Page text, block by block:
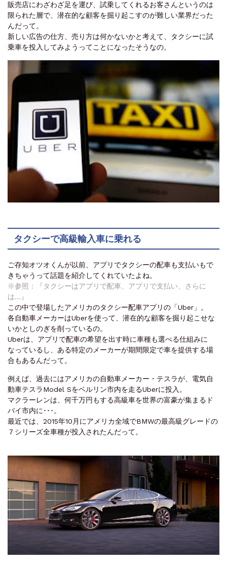
販売店にわざわざ足を運び、試乗してくれるお客さんというのは
限られた層で、潜在的な顧客を掘り起こすのが難しい業界だった
んだって。
新しい広告の仕方、売り方は何かないかと考えて、タクシーに試
乗車を投入してみようってことになったそうなの。
タクシーで高級輸入車に乗れる
ご存知オツオくんが以前、アプリでタクシーの配車も支払いもで
きちゃうって話題を紹介してくれていたよね。
※参照：『タクシーはアプリで配車、アプリで支払い、さらに
は… 』
この中で登場したアメリカのタクシー配車アプリの「Uber」。
各自動車メーカーはUberを使って、潜在的な顧客を掘り起こせな
いかとしのぎを削っているの。
Uberは、アプリで配車の希望を出す時に車種も選べる仕組みに
なっているし、ある特定のメーカーが期間限定で車を提供する場
合もあるんだって。
例えば、過去にはアメリカの自動車メーカー・テスラが、電気自
動車テスラModel Sをベルリン市内を走るUberに投入。
マクラーレンは、何千万円もする高級車を世界の富豪が集まるド
バイ市内に･･･。
最近では、2015年10月にアメリカ全域でBMWの最高級グレードの
７シリーズ全車種が投入されたんだって。